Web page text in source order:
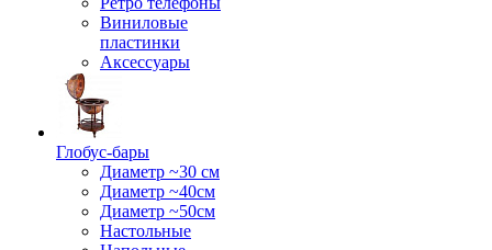
Виниловые
пластинки
Аксессуары
Глобус-бары
Диаметр ~30 см
Диаметр ~40см
Диаметр ~50см
Настольные